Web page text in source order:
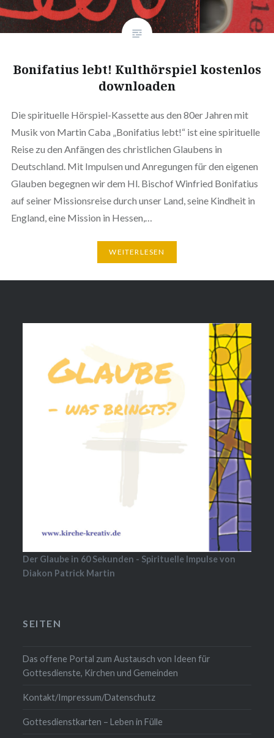
Bonifatius lebt! Kulthörspiel kostenlos
downloaden
Die spirituelle Hörspiel-Kassette aus den 80er Jahren mit
Musik von Martin Caba „Bonifatius lebt!“ ist eine spirituelle
Reise zu den Anfängen des christlichen Glaubens in
Deutschland. Mit Impulsen und Anregungen für den eigenen
Glauben begegnen wir dem Hl. Bischof Winfried Bonifatius
auf seiner Missionsreise durch unser Land, seine Kindheit in
England, eine Mission in Hessen,…
WEITERLESEN
Der Glaube in 60 Sekunden - Spirituelle Impulse von
Diakon Patrick Martin
SEITEN
Das offene Portal zum Austausch von Ideen für
Gottesdienste, Kirchen und Gemeinden
Kontakt/Impressum/Datenschutz
Gottesdienstkarten – Leben in Fülle